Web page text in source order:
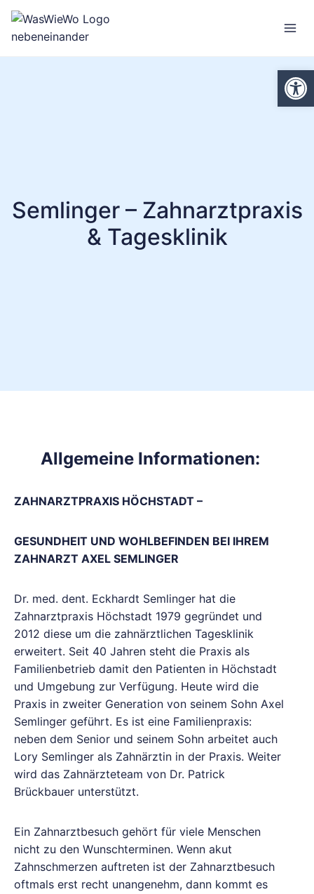
Zum
Inhalt
springen
Semlinger – Zahnarztpraxis
& Tagesklinik
Allgemeine Informationen:
ZAHNARZTPRAXIS HÖCHSTADT –
GESUNDHEIT UND WOHLBEFINDEN BEI IHREM
ZAHNARZT AXEL SEMLINGER
Dr. med. dent. Eckhardt Semlinger hat die
Zahnarztpraxis Höchstadt 1979 gegründet und
2012 diese um die zahnärztlichen Tagesklinik
erweitert. Seit 40 Jahren steht die Praxis als
Familienbetrieb damit den Patienten in Höchstadt
und Umgebung zur Verfügung. Heute wird die
Praxis in zweiter Generation von seinem Sohn Axel
Semlinger geführt. Es ist eine Familienpraxis:
neben dem Senior und seinem Sohn arbeitet auch
Lory Semlinger als Zahnärztin in der Praxis. Weiter
wird das Zahnärzteteam von Dr. Patrick
Brückbauer unterstützt.
Ein Zahnarztbesuch gehört für viele Menschen
nicht zu den Wunschterminen. Wenn akut
Zahnschmerzen auftreten ist der Zahnarztbesuch
oftmals erst recht unangenehm, dann kommt es